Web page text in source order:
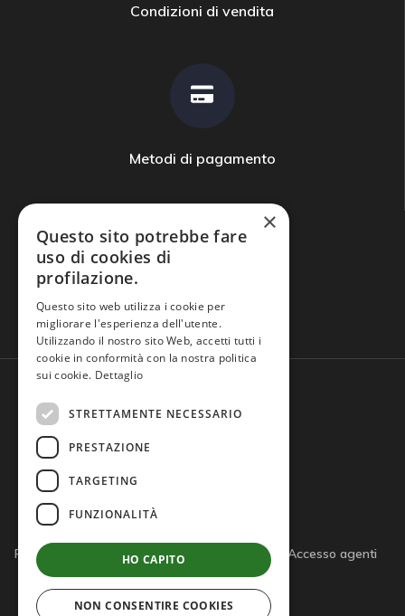
Condizioni di vendita
Metodi di pagamento
Domande frequenti
Privacy policy Cookie policy Note legali
Accesso agenti
×
Questo sito potrebbe fare
uso di cookies di
profilazione.
Questo sito web utilizza i cookie per
migliorare l'esperienza dell'utente.
Utilizzando il nostro sito Web, accetti tutti i
cookie in conformità con la nostra politica
sui cookie. Dettaglio
STRETTAMENTE NECESSARIO
PRESTAZIONE
TARGETING
FUNZIONALITÀ
HO CAPITO
NON CONSENTIRE COOKIES